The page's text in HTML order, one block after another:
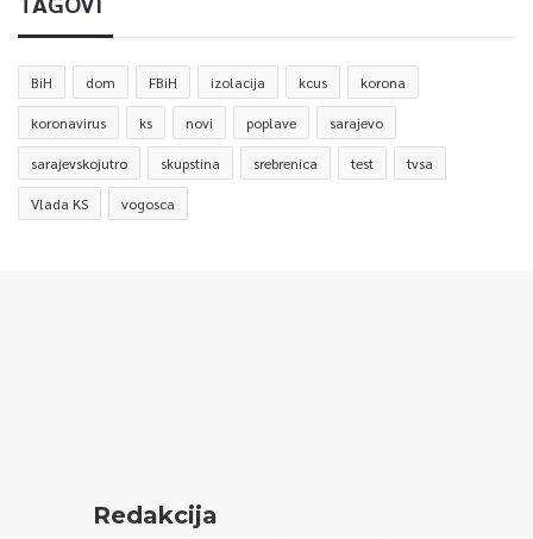
BiH dom FBiH izolacija kcus korona
koronavirus ks novi poplave sarajevo
sarajevskojutro skupstina srebrenica test tvsa
Vlada KS vogosca
Redakcija